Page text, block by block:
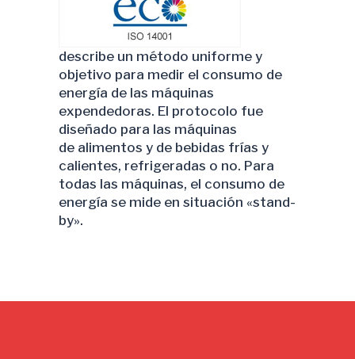
describe un método uniforme y
objetivo para medir el consumo de
energía de las máquinas
expendedoras. El protocolo fue
diseñado para las máquinas
de alimentos y de bebidas frías y
calientes, refrigeradas o no. Para
todas las máquinas, el consumo de
energía se mide en situación «stand-
by».